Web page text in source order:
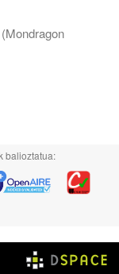
(Mondragon
balioztatua: